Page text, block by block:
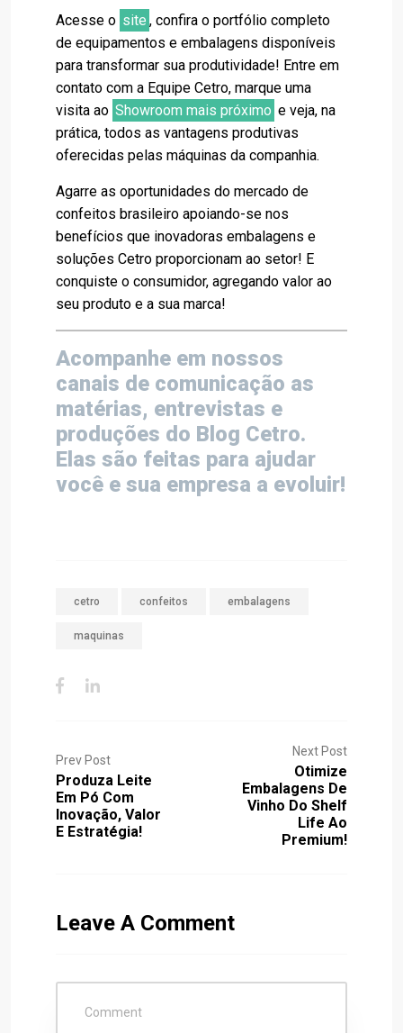
Acesse o site , confira o portfólio completo
de equipamentos e embalagens disponíveis
para transformar sua produtividade! Entre em
contato com a Equipe Cetro, marque uma
visita ao Showroom mais próximo e veja, na
prática, todos as vantagens produtivas
oferecidas pelas máquinas da companhia.
Agarre as oportunidades do mercado de
confeitos brasileiro apoiando-se nos
benefícios que inovadoras embalagens e
soluções Cetro proporcionam ao setor! E
conquiste o consumidor, agregando valor ao
seu produto e a sua marca!
Acompanhe em nossos
canais de comunicação as
matérias, entrevistas e
produções do Blog Cetro.
Elas são feitas para ajudar
você e sua empresa a evoluir!
cetro confeitos embalagens
maquinas
Prev Post
Produza Leite
Em Pó Com
Inovação, Valor
E Estratégia!
Next Post
Otimize
Embalagens De
Vinho Do Shelf
Life Ao
Premium!
Leave A Comment